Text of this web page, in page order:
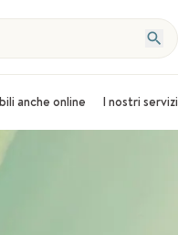
anche online I nostri servizi